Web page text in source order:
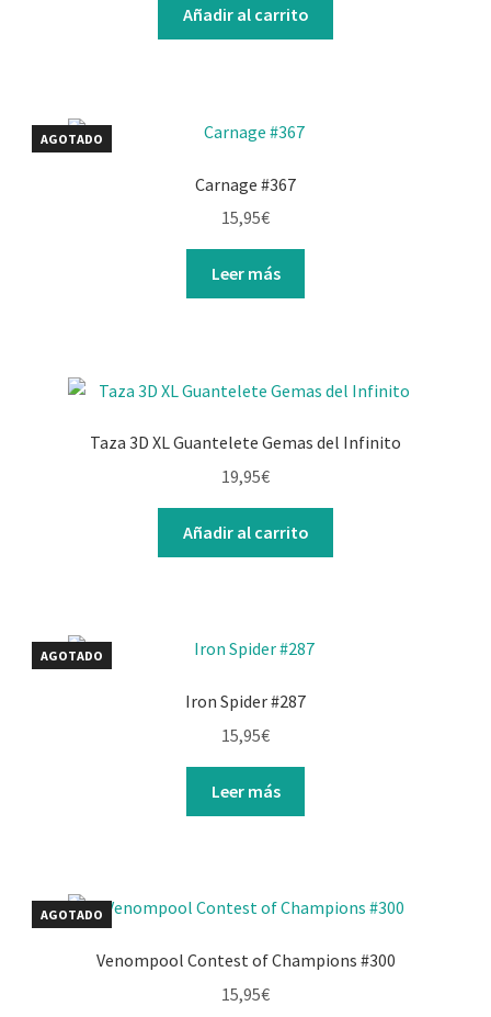
Añadir al carrito
AGOTADO
Carnage #367
15,95€
Leer más
Taza 3D XL Guantelete Gemas del Infinito
19,95€
Añadir al carrito
AGOTADO
Iron Spider #287
15,95€
Leer más
AGOTADO
Venompool Contest of Champions #300
15,95€